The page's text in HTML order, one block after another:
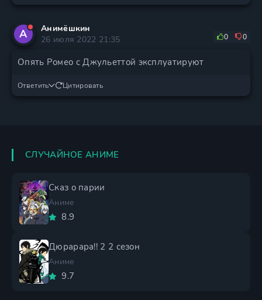
А
Анимёшкин
26 июля 2022 21:35
0 0
Опять Ромео с Джульеттой эксплуатируют
Ответить Цитировать
СЛУЧАЙНОЕ АНИМЕ
Сказ о парии
Аниме
8.9
Дюрарара!! 2 2 сезон
Аниме
9.7